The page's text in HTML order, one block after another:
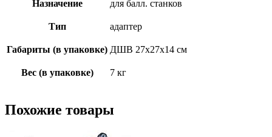
Назначение
для балл. станков
Тип адаптер
Габариты (в упаковке) ДШВ 27х27х14 см
Вес (в упаковке) 7 кг
Похожие товары